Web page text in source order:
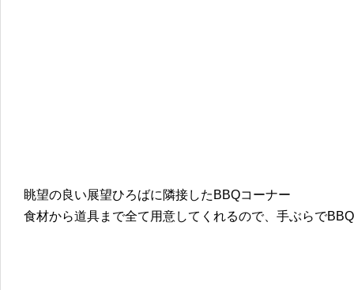
眺望の良い展望ひろばに隣接したBBQコーナー
食材から道具まで全て用意してくれるので、手ぶらで